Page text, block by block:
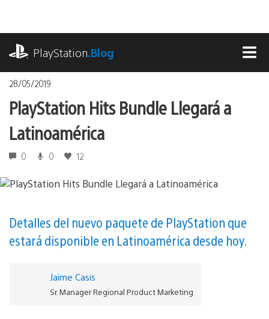
contenido
PlayStation.Blog
28/05/2019
PlayStation Hits Bundle Llegará a
Latinoamérica
0 0 12
Detalles del nuevo paquete de PlayStation que
estará disponible en Latinoamérica desde hoy.
Jaime Casis
Sr. Manager Regional Product Marketing